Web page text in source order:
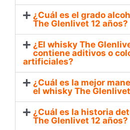
¿Cuál es el grado
The Glenlivet 12 años?
¿El whisky The
contiene aditivos o
artificiales?
¿Cuál es la mejor
el whisky The
¿Cuál es la historia
The Glenlivet 12 años?